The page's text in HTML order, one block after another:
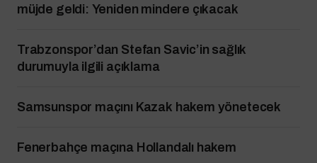
müjde geldi: Yeniden mindere çıkacak
Trabzonspor’dan Stefan Savic’in sağlık
durumuyla ilgili açıklama
Samsunspor maçını Kazak hakem yönetecek
Fenerbahçe maçına Hollandalı hakem